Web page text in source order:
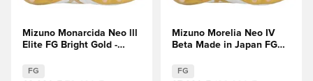
Mizuno Monarcida Neo lll
Elite FG Bright Gold -
FG
Mizuno Morelia Neo IV
Beta Made in Japan FG
Hűvös szürke
FG